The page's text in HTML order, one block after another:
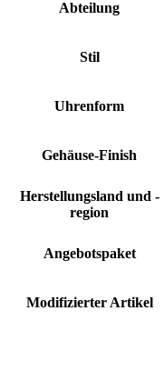
Abteilung
Stil
Uhrenform
Gehäuse-Finish
Herstellungsland und -
region
Angebotspaket
Modifizierter Artikel